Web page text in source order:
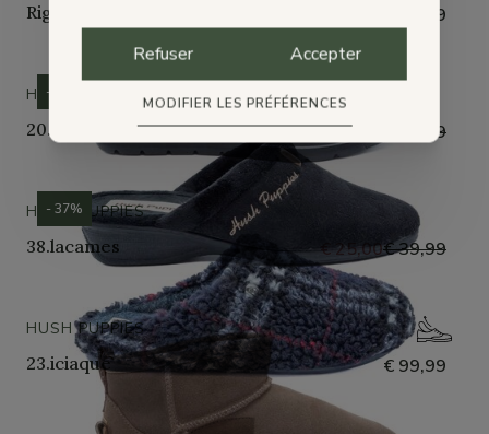
Rigao € 104,99
HUSH PUPPIES
20. Malika € 32,00 € 79,99
- 60%
HUSH PUPPIES
38.lacames € 25,00€ 39,99
- 37%
HUSH PUPPIES
23.iciaque € 99,99
Refuser Accepter
MODIFIER LES PRÉFÉRENCES